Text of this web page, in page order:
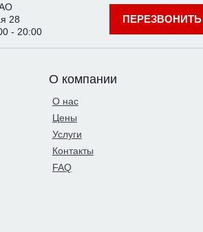
28
- 20:00
О компании
О нас
Цены
Услуги
Контакты
FAQ